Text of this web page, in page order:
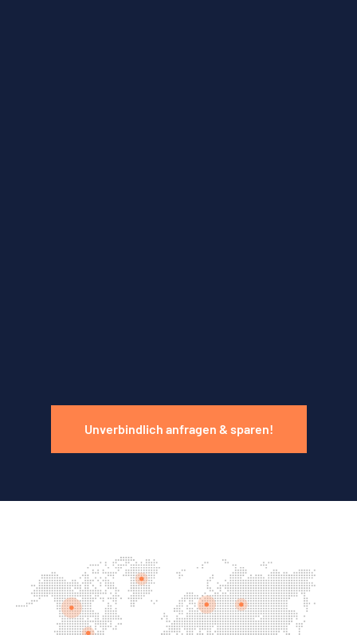
Unverbindlich anfragen & sparen!